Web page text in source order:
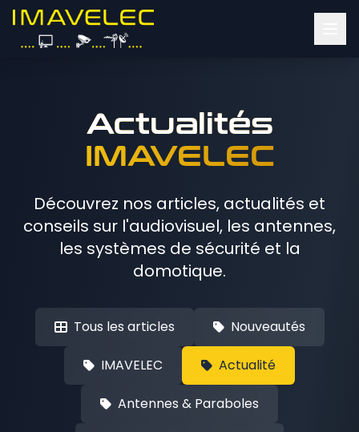
Actualités
IMAVELEC
Découvrez nos articles, actualités et
conseils sur l'audiovisuel, les antennes,
les systèmes de sécurité et la
domotique.
Tous les articles Nouveautés
IMAVELEC Actualité
Antennes & Paraboles